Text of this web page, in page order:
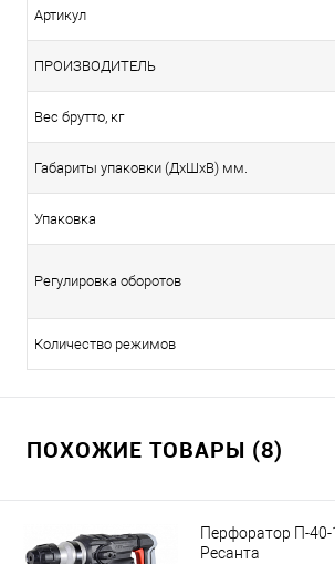
Артикул
ПРОИЗВОДИТЕЛЬ
Вес брутто, кг
Габариты упаковки (ДхШхВ) мм.
Упаковка
Регулировка оборотов
Количество режимов
ПОХОЖИЕ ТОВАРЫ (8)
Перфоратор П-
Ресанта